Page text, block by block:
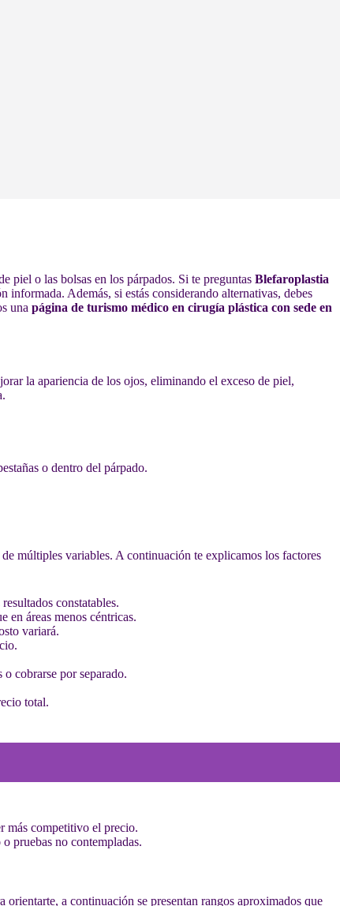
piel o las bolsas en los párpados. Si te preguntas Blefaroplastia
Además, si estás considerando alternativas, debes
una página de turismo médico en cirugía plástica con sede en
la apariencia de los ojos, eliminando el exceso de piel,
o dentro del párpado.
múltiples variables. A continuación te explicamos los factores
constatables.
en áreas menos céntricas.
variará.
cobrarse por separado.
total.
más competitivo el precio.
pruebas no contempladas.
a continuación se presentan rangos aproximados que